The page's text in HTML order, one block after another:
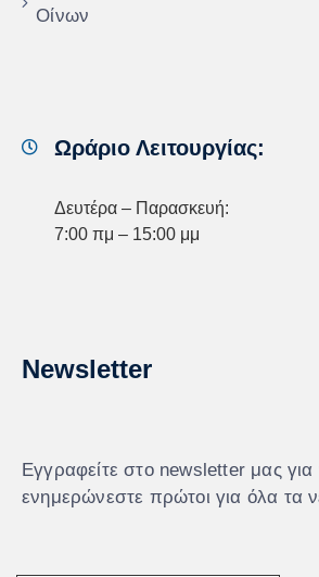
Οίνων
Ωράριο Λειτουργίας:
Δευτέρα – Παρασκευή:
7:00 πμ – 15:00 μμ
Newsletter
Εγγραφείτε στο newsletter μας για
ενημερώνεστε πρώτοι για όλα τα